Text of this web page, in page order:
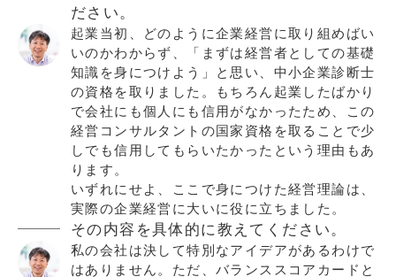
ださい。
起業当初、どのように企業経営に取り組めばい
いのかわからず、「まずは経営者としての基礎
知識を身につけよう」と思い、中小企業診断士
の資格を取りました。もちろん起業したばかり
で会社にも個人にも信用がなかったため、この
経営コンサルタントの国家資格を取ることで少
しでも信用してもらいたかったという理由もあ
ります。
いずれにせよ、ここで身につけた経営理論は、
実際の企業経営に大いに役に立ちました。
その内容を具体的に教えてください。
私の会社は決して特別なアイデアがあるわけで
はありません。ただ、バランススコアカードと